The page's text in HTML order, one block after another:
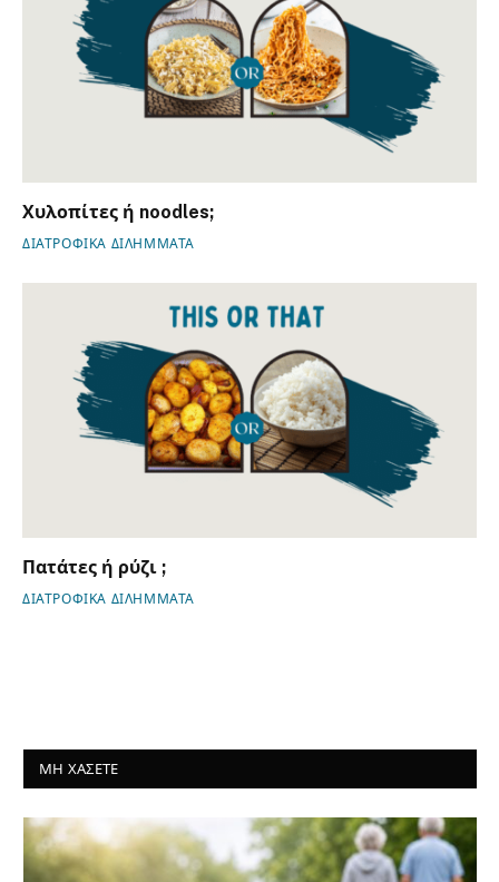
Χυλοπίτες ή noodles;
ΔΙΑΤΡΟΦΙΚΑ ΔΙΛΗΜΜΑΤΑ
Πατάτες ή ρύζι ;
ΔΙΑΤΡΟΦΙΚΑ ΔΙΛΗΜΜΑΤΑ
ΜΗ ΧΑΣΕΤΕ